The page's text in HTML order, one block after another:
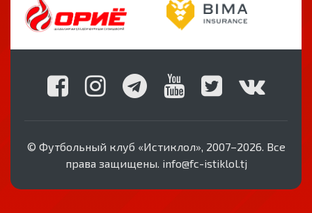
© Футбольный клуб «Истиклол», 2007–2026. Все
права защищены. info@fc-istiklol.tj